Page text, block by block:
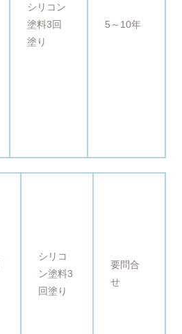
シリコン
塗料3回
塗り
5～10年
シリコ
ン塗料3
回塗り
要問合
せ